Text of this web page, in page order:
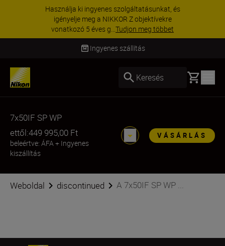
Használja ki ingyenes szolgáltatásunkat, és
igényelje meg a NIKKOR Z objektívekre
vonatkozó 5 éves g...Tudjon meg többet
Ingyenes szállítás
Keresés Basket
7x50IF SP WP
ettől:449 995,00 Ft
beleértve: ÁFA+ Ingyenes
kiszállítás
VÁSÁRLÁS
Weboldal discontinued A 7x50IF SP WP ...